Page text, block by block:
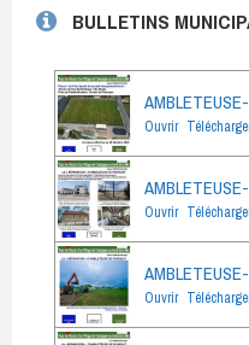
BULLETINS
Ouvrir
Ouvrir
Ouvrir